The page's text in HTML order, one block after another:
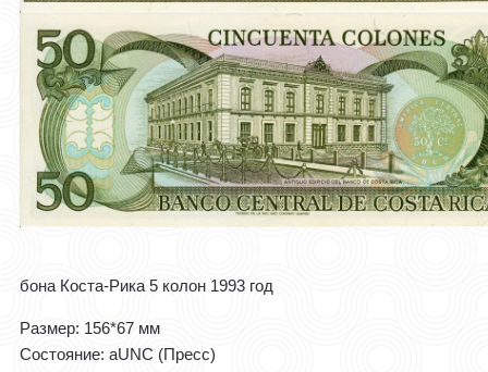
бона Коста-Рика 5 колон 1993 год
Размер: 156*67 мм
Состояние: aUNC (Пресс)